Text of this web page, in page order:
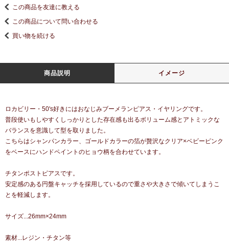
この商品を友達に教える
この商品について問い合わせる
買い物を続ける
商品説明 イメージ
ロカビリー・50's好きにはおなじみブーメランピアス・イヤリングです。
普段使いもしやすくしっかりとした存在感も出るボリューム感とアトミックな
バランスを意識して型を取りました。
こちらはシャンパンカラー、ゴールドカラーの箔が贅沢なクリア×ベビーピンク
をベースにハンドペイントのヒョウ柄を合わせています。
チタンポストピアスです。
安定感のある円盤キャッチを採用しているので重さや大きさで傾いてしまうこ
とを軽減します。
サイズ...26mm×24mm
素材...レジン・チタン等